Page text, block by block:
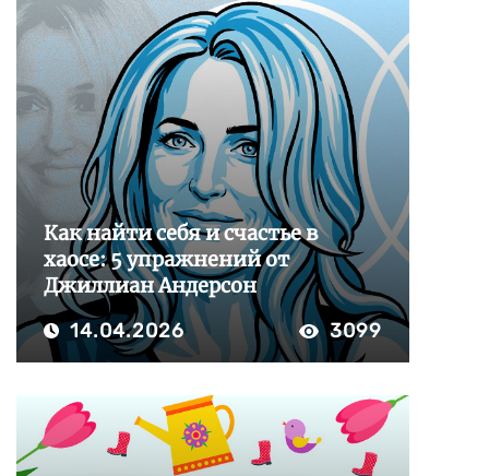
Как найти себя и счастье в
хаосе: 5 упражнений от
Джиллиан Андерсон
14.04.2026 3099